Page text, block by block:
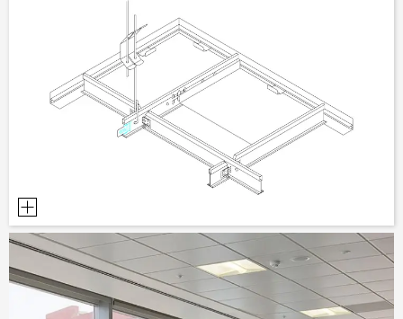
TEXTOS SOBRE LICITACIONES PÚBLICAS
DESCARGAS
DECLARACIÓN DE PRESTACIONES (DOP)
AYUDAS DE PLANIFICACIÓN
PEDIDO DE MUESTRAS